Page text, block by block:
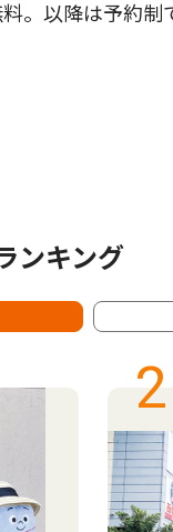
。以降は予約制
ンキング
2